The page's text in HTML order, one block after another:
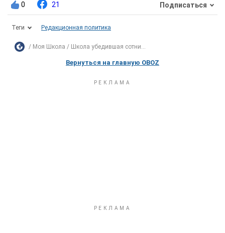
0 21 Подписаться
Теги Редакционная политика
Моя Школа Школа убедившая сотни...
Вернуться на главную OBOZ